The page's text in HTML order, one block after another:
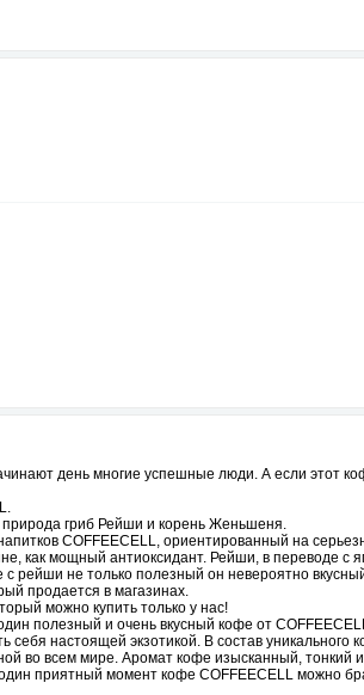
не знает о его пользе.
ямочки на щечках.
если её решить нельзя, то
судьбу.
чем его противник.
взгляд и холодное слово невыносимы.
обыкновенный человек.
жизнь.
мастера.
день многие успешные люди. А если этот
гриб Рейши и корень Женьшеня.
COFFEECELL, ориентированный на
как мощный антиоксидант. Рейши, в переводе с
с рейши не только полезный он невероятно
продается в магазинах.
можно купить только у нас!
полезный и очень вкусный кофе от
настоящей экзотикой. В состав уникального
всем мире. Аромат кофе изысканный, тонкий и
приятный момент кофе COFFEECELL можно